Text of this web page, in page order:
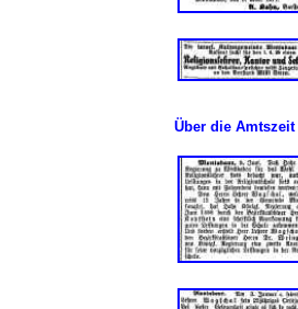
Über die